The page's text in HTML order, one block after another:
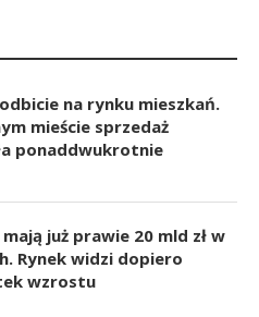
na rynku mieszkań.
mieście sprzedaż
ponaddwukrotnie
już prawie 20 mld zł w
Rynek widzi dopiero
wzrostu